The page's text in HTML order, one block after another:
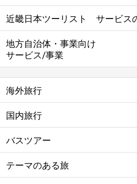
近畿日本ツーリスト サービス
地方自治体・事業向け
サービス/事業
海外旅行
国内旅行
バスツアー
テーマのある旅